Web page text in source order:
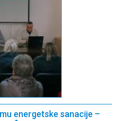
energetske sanacije –